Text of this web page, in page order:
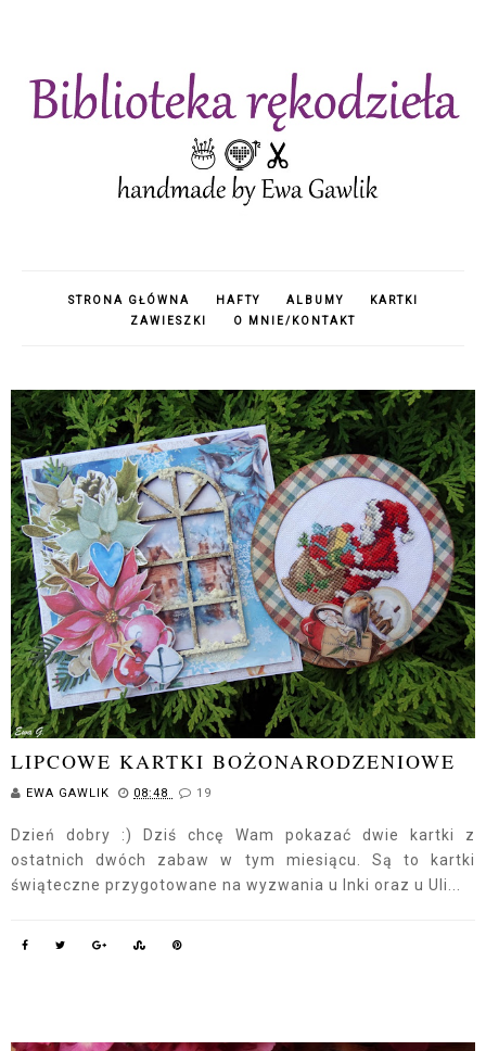
STRONA GŁÓWNA HAFTY ALBUMY
KARTKI
ZAWIESZKI
O MNIE/KONTAKT
LIPCOWE KARTKI BOŻONARODZENIOWE
EWA GAWLIK 08:48 19
Dzień dobry :) Dziś chcę Wam pokazać dwie kartki z
ostatnich dwóch zabaw w tym miesiącu. Są to kartki
świąteczne przygotowane na wyzwania u Inki oraz u Uli...